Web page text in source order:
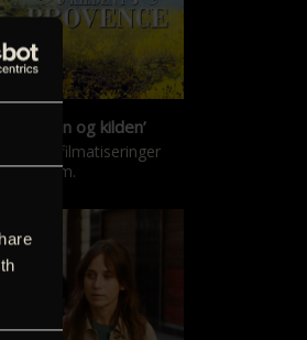
‘Manon og kilden’
Pagnol-filmatiseringer
form.